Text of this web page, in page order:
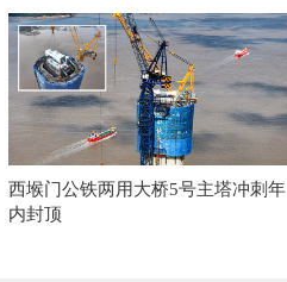
西堠门公铁两用大桥5号主塔冲刺年
内封顶